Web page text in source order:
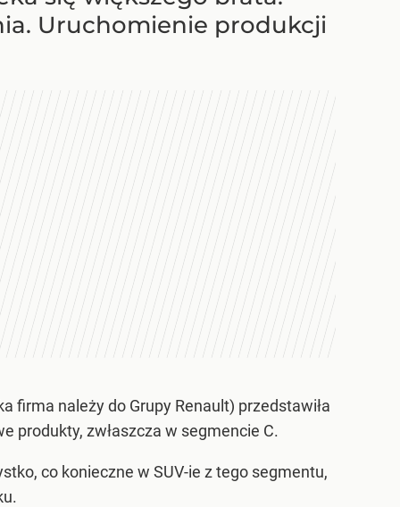
Uruchomienie produkcji
firma należy do Grupy Renault) przedstawiła
produkty, zwłaszcza w segmencie C.
co konieczne w SUV-ie z tego segmentu,